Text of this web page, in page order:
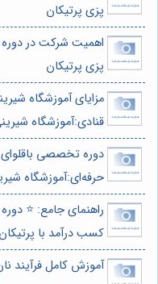
پزی پرتیکان
اهمیت شرکت در
پزی پرتیکان
مزایای آموزشگاه
قنادی:آموزشگاه
دوره تخصصی باقلوای
حرفه‌ای:آموزشگاه
راهنمای جامع: ⭐️
کسب درآمد با
آموزش کامل فرآیند